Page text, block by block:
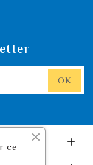

ce